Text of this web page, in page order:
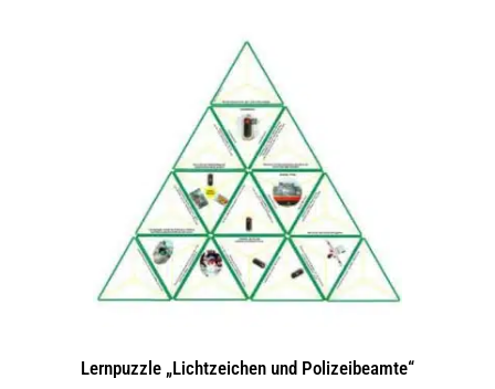
Lernpuzzle „Lichtzeichen und Polizeibeamte“